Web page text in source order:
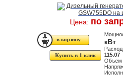
Цена: по
Купить в 1 клик
кВт
115.07
Объем